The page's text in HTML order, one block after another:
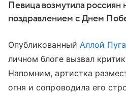
Певица возмутила россиян
поздравлением с Днем
Опубликованный Аллой
личном блоге вызвал
Напомним, артистка
огня и сопроводила его